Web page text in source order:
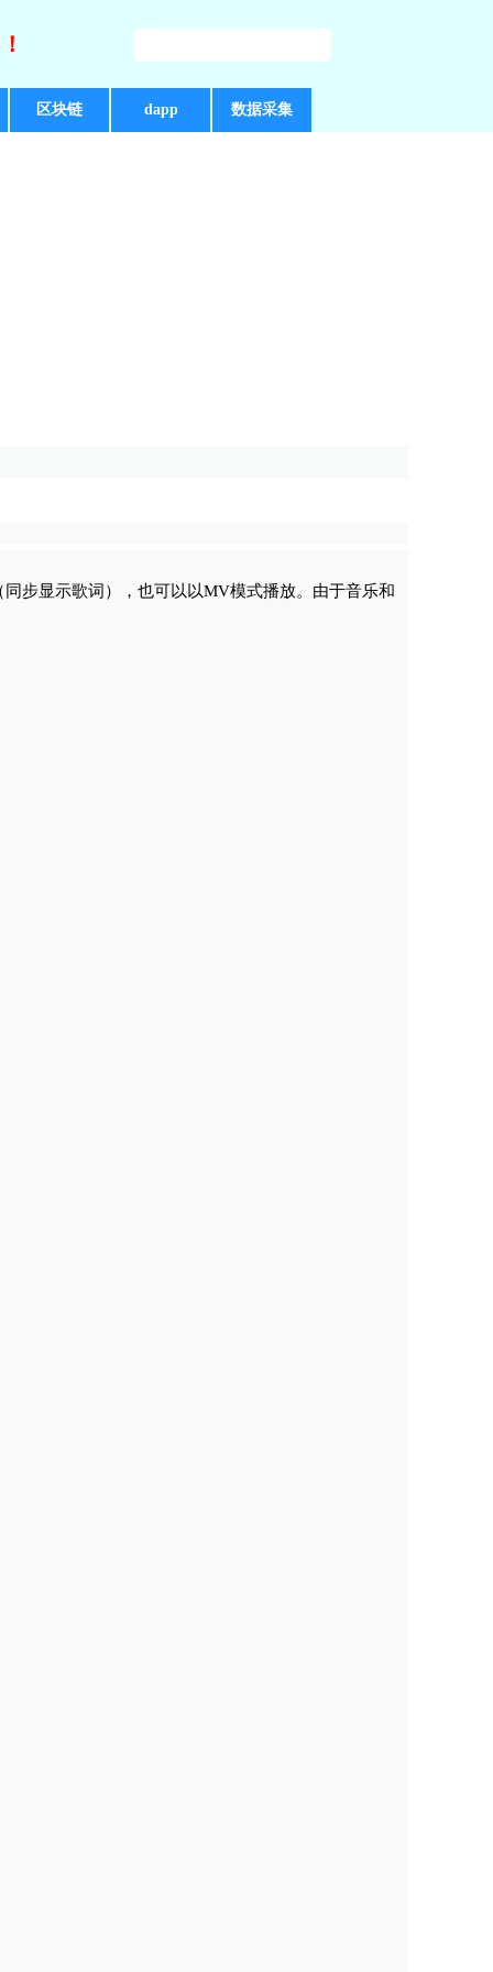
区块链 dapp 数据采集
步显示歌词），也可以以MV模式播放。由于音乐和